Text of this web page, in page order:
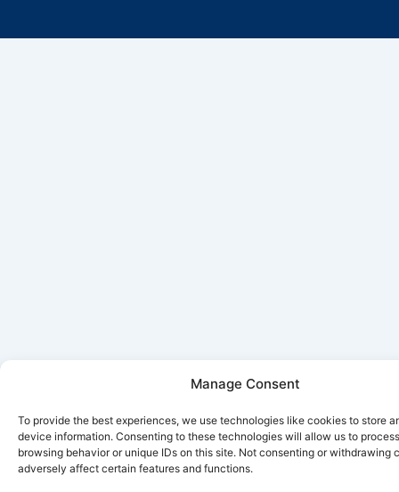
Manage Consent
To provide the best experiences, we use technologies like cookies to store
device information. Consenting to these technologies will allow us to
browsing behavior or unique IDs on this site. Not consenting or withdrawing
adversely affect certain features and functions.